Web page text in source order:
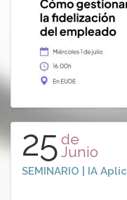
25 de
Junio
SEMINARIO | IA